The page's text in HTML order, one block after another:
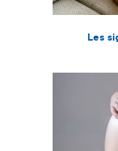
Les